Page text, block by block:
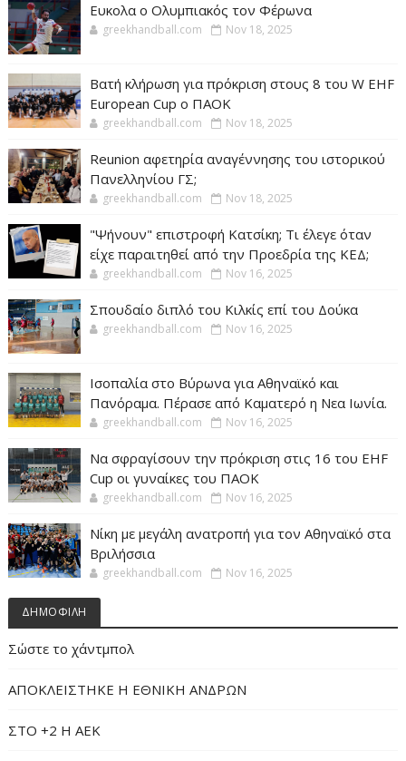
Ευκολα ο Ολυμπιακός τον Φέρωνα
greekhandball.com Nov 18, 2025
Βατή κλήρωση για πρόκριση στους 8 του W EHF
European Cup ο ΠΑΟΚ
greekhandball.com Nov 18, 2025
Reunion αφετηρία αναγέννησης του ιστορικού
Πανελληνίου ΓΣ;
greekhandball.com Nov 18, 2025
"Ψήνουν" επιστροφή Κατσίκη; Τι έλεγε όταν
είχε παραιτηθεί από την Προεδρία της ΚΕΔ;
greekhandball.com Nov 16, 2025
Σπουδαίο διπλό του Κιλκίς επί του Δούκα
greekhandball.com Nov 16, 2025
Ισοπαλία στο Βύρωνα για Αθηναϊκό και
Πανόραμα. Πέρασε από Καματερό η Νεα Ιωνία.
greekhandball.com Nov 16, 2025
Να σφραγίσουν την πρόκριση στις 16 του EHF
Cup οι γυναίκες του ΠΑΟΚ
greekhandball.com Nov 16, 2025
Νίκη με μεγάλη ανατροπή για τον Αθηναϊκό στα
Βριλήσσια
greekhandball.com Nov 16, 2025
ΔΗΜΟΦΙΛΗ
Σώστε το χάντμπολ
ΑΠΟΚΛΕΙΣΤΗΚΕ Η ΕΘΝΙΚΗ ΑΝΔΡΩΝ
ΣΤΟ +2 Η ΑΕΚ